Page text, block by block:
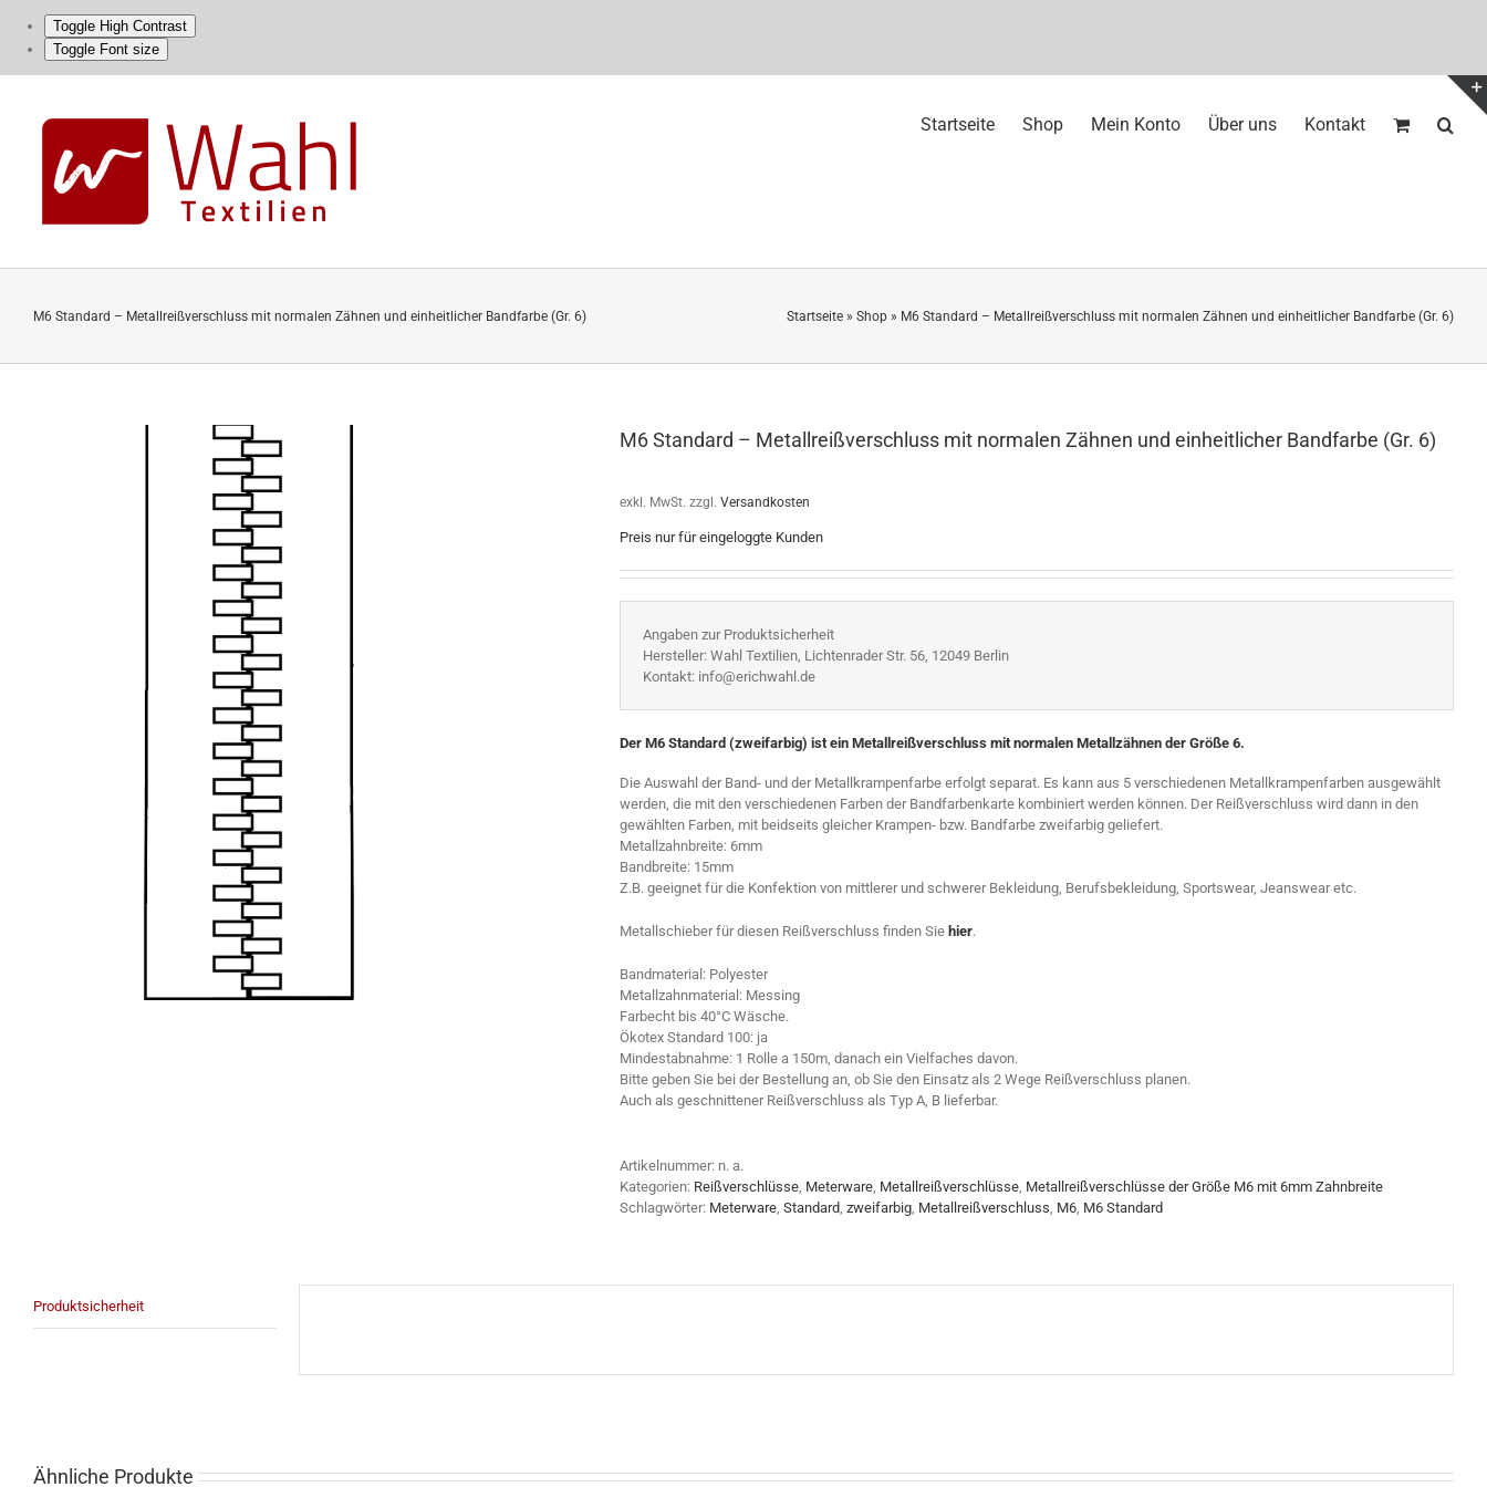
Toggle High Contrast
Toggle Font size
content
Startseite Shop Mein Konto Über uns Kontakt
M6 Standard – Metallreißverschluss mit normalen Zähnen und einheitlicher Bandfarbe (Gr. 6) Startseite » Shop » M6 Standard – Metallreißverschluss mit normalen Zähnen und einheitlicher Bandfarbe (Gr. 6)
M6 Standard – Metallreißverschluss mit normalen Zähnen und einheitlicher Bandfarbe (Gr. 6)
exkl. MwSt. zzgl. Versandkosten
Preis nur für eingeloggte Kunden
Angaben zur Produktsicherheit
Hersteller: Wahl Textilien, Lichtenrader Str. 56, 12049 Berlin
Kontakt: info@erichwahl.de
Der M6 Standard (zweifarbig) ist ein Metallreißverschluss mit normalen Metallzähnen der Größe 6.
Die Auswahl der Band- und der Metallkrampenfarbe erfolgt separat. Es kann aus 5 verschiedenen Metallkrampenfarben ausgewählt
werden, die mit den verschiedenen Farben der Bandfarbenkarte kombiniert werden können. Der Reißverschluss wird dann in den
gewählten Farben, mit beidseits gleicher Krampen- bzw. Bandfarbe zweifarbig geliefert.
Metallzahnbreite: 6mm
Bandbreite: 15mm
Z.B. geeignet für die Konfektion von mittlerer und schwerer Bekleidung, Berufsbekleidung, Sportswear, Jeanswear etc.
Metallschieber für diesen Reißverschluss finden Sie hier.
Bandmaterial: Polyester
Metallzahnmaterial: Messing
Farbecht bis 40°C Wäsche.
Ökotex Standard 100: ja
Mindestabnahme: 1 Rolle a 150m, danach ein Vielfaches davon.
Bitte geben Sie bei der Bestellung an, ob Sie den Einsatz als 2 Wege Reißverschluss planen.
Auch als geschnittener Reißverschluss als Typ A, B lieferbar.
Artikelnummer: n. a.
Kategorien: Reißverschlüsse Meterware Metallreißverschlüsse Metallreißverschlüsse der Größe M6 mit 6mm Zahnbreite
Schlagwörter: Meterware Standard zweifarbig Metallreißverschluss M6 M6 Standard
Produktsicherheit
Ähnliche Produkte